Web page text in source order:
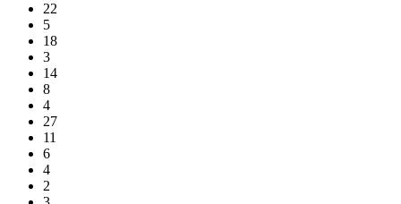
22
5
18
3
14
8
4
27
11
6
4
2